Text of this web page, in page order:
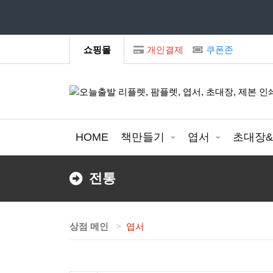
모
쇼핑몰 개인결제 쿠폰존
HOME 책만들기 엽서 초대장
전통
상점 메인 엽서